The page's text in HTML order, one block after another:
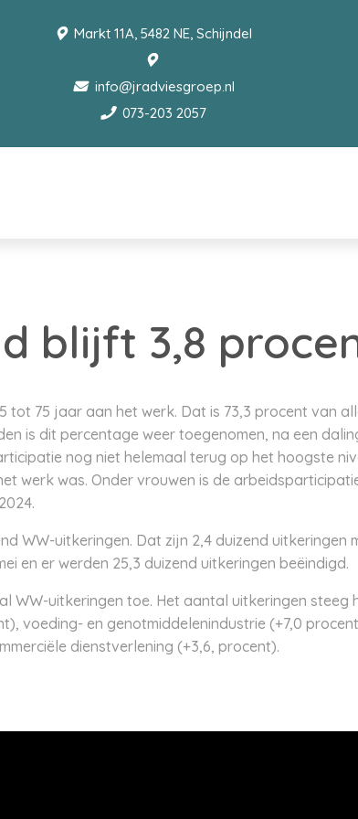
Markt 11A, 5482 NE, Schijndel
info@jradviesgroep.nl
073-203 2057
blijft 3,8
tot 75 jaar aan het werk. Dat is 73,3 procent van
is dit percentage weer toegenomen, na een
nog niet helemaal terug op het hoogste
werk was. Onder vrouwen is de
WW-uitkeringen. Dat zijn 2,4 duizend uitkeringen
en er werden 25,3 duizend uitkeringen beëindigd.
WW-uitkeringen toe. Het aantal uitkeringen
voeding- en genotmiddelenindustrie (+7,0
dienstverlening (+3,6, procent).